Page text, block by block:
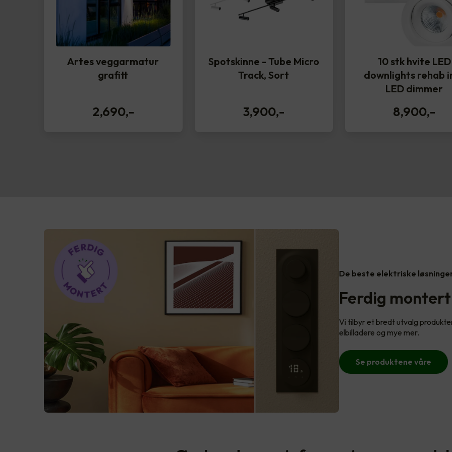
Artes veggarmatur
grafitt
2,690,-
Spotskinne - Tube Micro
Track, Sort
3,900,-
10 stk hvite LED
downlights rehab
LED dimmer
8,900,-
De beste elektriske
Ferdig montert
Vi tilbyr et bredt utvalg
elbilladere og mye mer.
Se produktene våre